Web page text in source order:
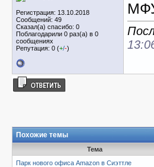
Регистрация: 13.10.2018
Сообщений: 49
Сказал(а) спасибо: 0
Поблагодарили 0 раз(а) в 0
сообщениях
Репутация: 0 (+/-)
Похожие темы
Тема
Парк нового офиса Amazon в Сиэттле